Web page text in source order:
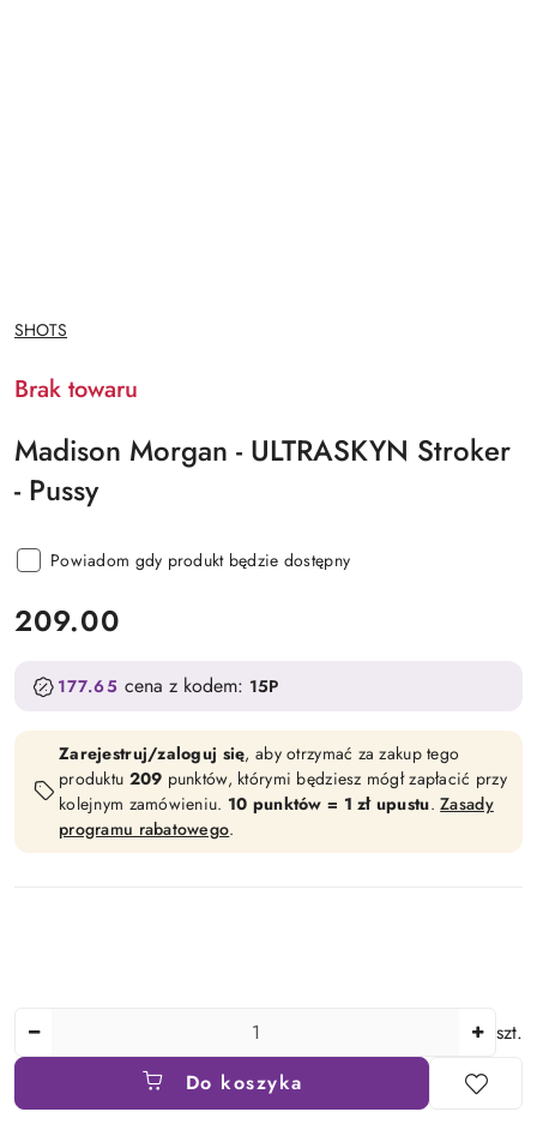
NAZWA
PRODUCENTA:
SHOTS
Brak towaru
Madison Morgan - ULTRASKYN Stroker
- Pussy
Powiadom gdy produkt będzie dostępny
cena:
209.00
177.65 cena z kodem: 15P
Zarejestruj/zaloguj się, aby otrzymać za zakup tego
produktu 209 punktów, którymi będziesz mógł zapłacić przy
kolejnym zamówieniu. 10 punktów = 1 zł upustu.Zasady
programu rabatowego.
szt.
Do koszyka